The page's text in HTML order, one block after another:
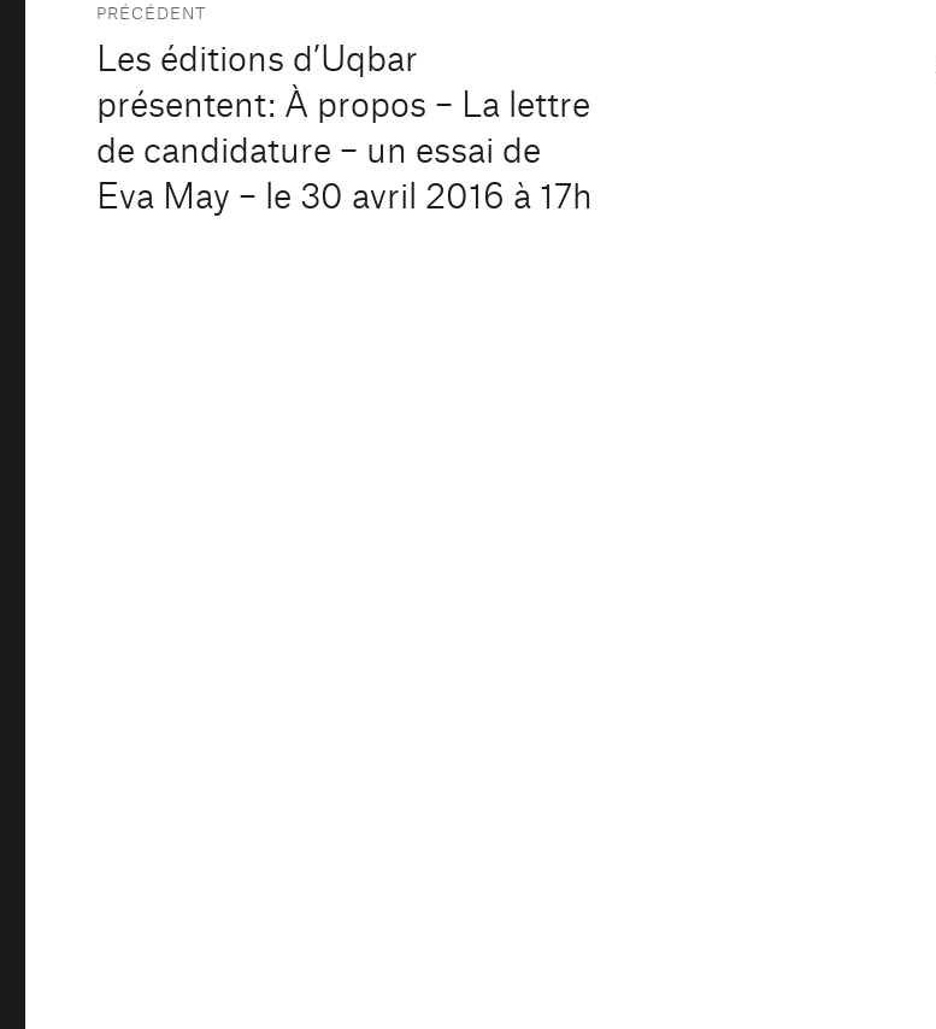
de
l’article
PRÉCÉDENT
Publication
Les éditions d’Uqbar
présentent: À propos – La lettre
de candidature – un essai de
Eva May – le 30 avril 2016 à 17h